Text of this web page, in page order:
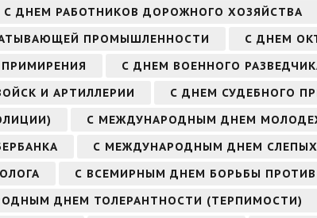
С ДНЕМ РАБОТНИКОВ ДОРОЖНОГО ХОЗЯЙСТВА
ПРОМЫШЛЕННОСТИ
С ДНЕМ
С ДНЕМ ВОЕННОГО
И АРТИЛЛЕРИИ
С ДНЕМ СУДЕБНОГО
С МЕЖДУНАРОДНЫМ ДНЕМ
С МЕЖДУНАРОДНЫМ ДНЕМ СЛЕПЫХ
С ВСЕМИРНЫМ ДНЕМ БОРЬБЫ ПРОТИВ
ДНЕМ ТОЛЕРАНТНОСТИ (ТЕРПИМОСТИ)